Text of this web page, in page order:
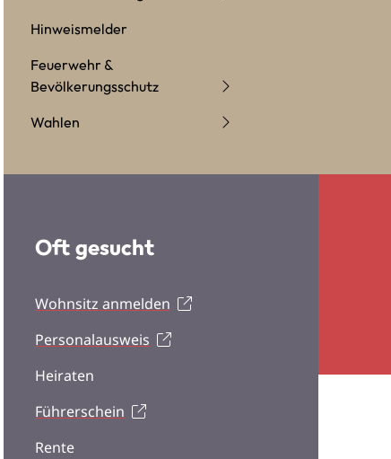
Hinweismelder
Feuerwehr &
Bevölkerungsschutz
Wahlen
Oft gesucht
Wohnsitz anmelden
Personalausweis
Heiraten
Führerschein
Rente